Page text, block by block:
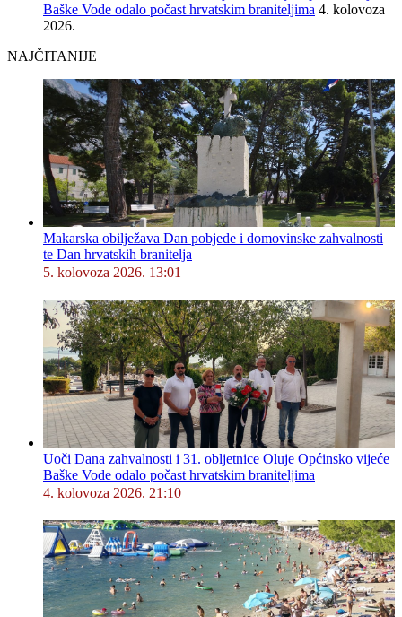
Baške Vode odalo počast hrvatskim braniteljima 4. kolovoza
2026.
NAJČITANIJE
Makarska obilježava Dan pobjede i domovinske zahvalnosti
te Dan hrvatskih branitelja
5. kolovoza 2026. 13:01
Uoči Dana zahvalnosti i 31. obljetnice Oluje Općinsko vijeće
Baške Vode odalo počast hrvatskim braniteljima
4. kolovoza 2026. 21:10